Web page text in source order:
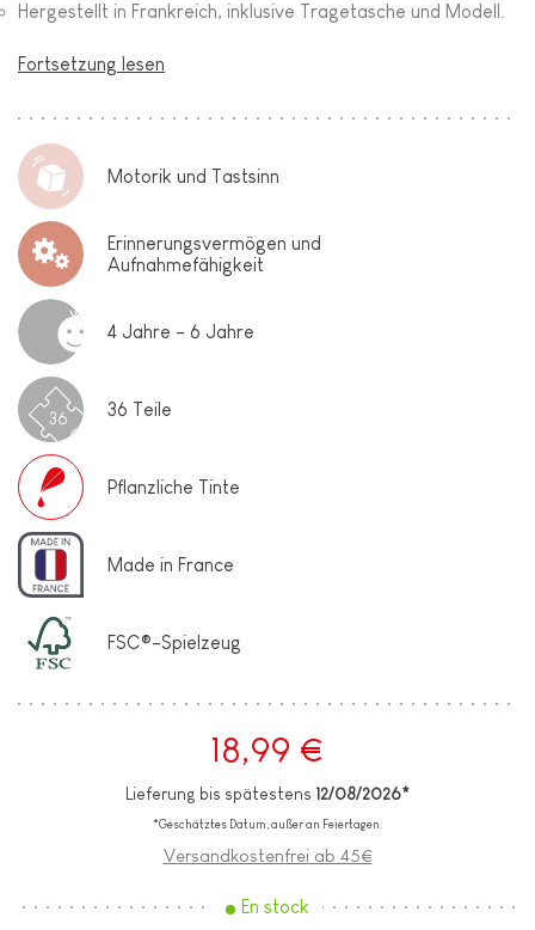
Hergestellt in Frankreich, inklusive Tragetasche und Modell.
Fortsetzung lesen
Motorik und Tastsinn
Erinnerungsvermögen und
Aufnahmefähigkeit
4 Jahre - 6 Jahre
36 36 Teile
Pflanzliche Tinte
Made in France
FSC®-Spielzeug
18,99 €
Lieferung bis spätestens 12/08/2026*
*Geschätztes Datum, außer an Feiertagen.
Versandkostenfrei ab 45€
En stock